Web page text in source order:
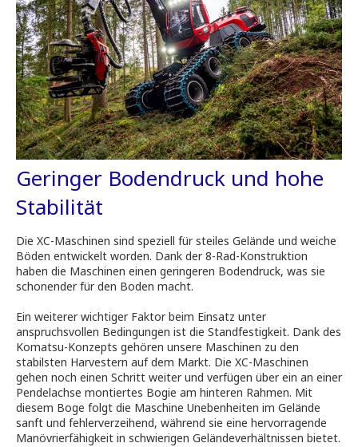
Geringer Bodendruck und hohe
Stabilität
Die XC-Maschinen sind speziell für steiles Gelände und weiche
Böden entwickelt worden. Dank der 8-Rad-Konstruktion
haben die Maschinen einen geringeren Bodendruck, was sie
schonender für den Boden macht.
Ein weiterer wichtiger Faktor beim Einsatz unter
anspruchsvollen Bedingungen ist die Standfestigkeit. Dank des
Komatsu-Konzepts gehören unsere Maschinen zu den
stabilsten Harvestern auf dem Markt. Die XC-Maschinen
gehen noch einen Schritt weiter und verfügen über ein an einer
Pendelachse montiertes Bogie am hinteren Rahmen. Mit
diesem Boge folgt die Maschine Unebenheiten im Gelände
sanft und fehlerverzeihend, während sie eine hervorragende
Manövrierfähigkeit in schwierigen Geländeverhältnissen bietet.